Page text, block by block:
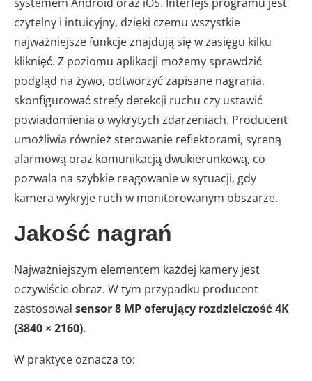
czytelny i intuicyjny, dzięki czemu wszystkie
najważniejsze funkcje znajdują się w zasięgu kilku
kliknięć. Z poziomu aplikacji możemy sprawdzić
podgląd na żywo, odtworzyć zapisane nagrania,
skonfigurować strefy detekcji ruchu czy ustawić
powiadomienia o wykrytych zdarzeniach. Producent
umożliwia również sterowanie reflektorami, syreną
alarmową oraz komunikacją dwukierunkową, co
pozwala na szybkie reagowanie w sytuacji, gdy
kamera wykryje ruch w monitorowanym obszarze.
Jakość nagrań
Najważniejszym elementem każdej kamery jest
oczywiście obraz. W tym przypadku producent
zastosowałsensor 8 MP oferujący rozdzielczość 4K
(3840 × 2160).
W praktyce oznacza to: